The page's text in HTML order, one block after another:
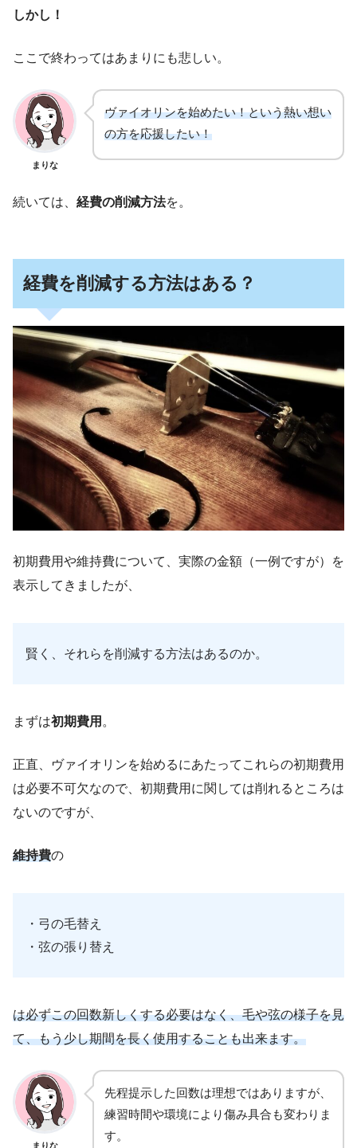
しかし！
ここで終わってはあまりにも悲しい。
まりな
ヴァイオリンを始めたい！という熱い想い
の方を応援したい！
続いては、 経費の削減方法を。
経費を削減する方法はある？
初期費用や維持費について、実際の金額（一例ですが）を
表示してきましたが、
賢く、それらを削減する方法はあるのか。
まずは初期費用 。
正直、ヴァイオリンを始めるにあたってこれらの初期費用
は必要不可欠なので、初期費用に関しては削れるところは
ないのですが、
維持費の
・弓の毛替え
・弦の張り替え
は必ずこの回数新しくする必要はなく、毛や弦の様子を見
て、もう少し期間を長く使用することも出来ます。
まりな
先程提示した回数は理想ではありますが、
練習時間や環境により傷み具合も変わりま
す。